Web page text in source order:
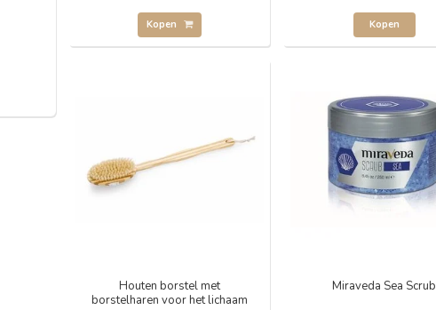
Kopen Kopen
Houten borstel met
borstelharen voor het lichaam
Miraveda Sea Scrub